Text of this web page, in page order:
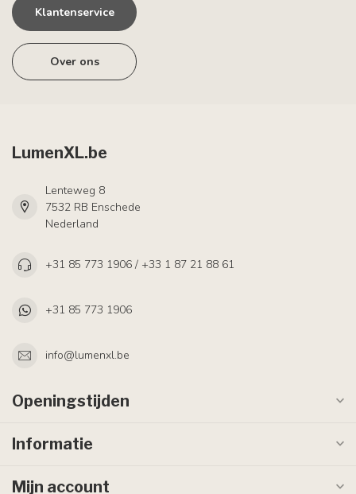
Klantenservice
Over ons
LumenXL.be
Lenteweg 8
7532 RB Enschede
Nederland
+31 85 773 1906 / +33 1 87 21 88 61
+31 85 773 1906
info@lumenxl.be
Openingstijden
Informatie
Mijn account